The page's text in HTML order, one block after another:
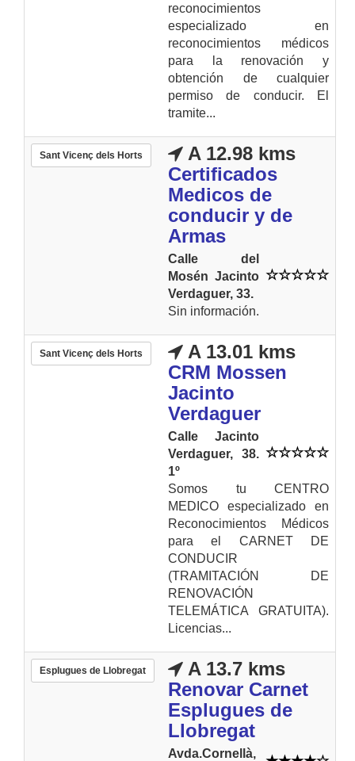
reconocimientos
especializado en
reconocimientos médicos
para la renovación y
obtención de cualquier
permiso de conducir. El
tramite...
Sant Vicenç dels Horts
A 12.98 kms
Certificados
Medicos de
conducir y de
Armas
Calle del
Mosén Jacinto
Verdaguer, 33.
Sin información.
Sant Vicenç dels Horts
A 13.01 kms
CRM Mossen
Jacinto
Verdaguer
Calle Jacinto
Verdaguer, 38.
1º
Somos tu CENTRO
MEDICO especializado en
Reconocimientos Médicos
para el CARNET DE
CONDUCIR
(TRAMITACIÓN DE
RENOVACIÓN
TELEMÁTICA GRATUITA).
Licencias...
Esplugues de Llobregat
A 13.7 kms
Renovar Carnet
Esplugues de
Llobregat
Avda.Cornellà,